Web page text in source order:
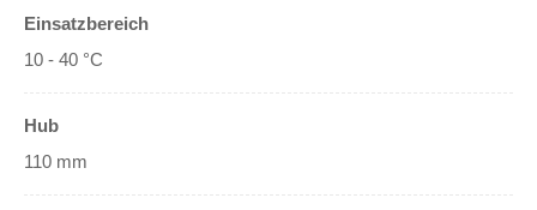
Einsatzbereich
10 - 40 °C
Hub
110 mm